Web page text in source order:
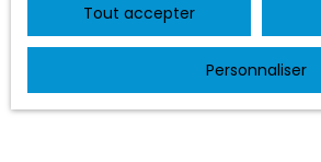
Tout accepter
Personnaliser